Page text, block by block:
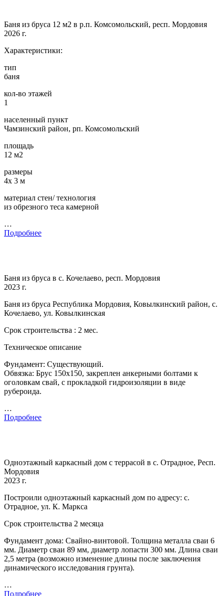
Баня из бруса 12 м2 в р.п. Комсомольский, респ. Мордовия
2026 г.
Характеристики:
тип
баня
кол-во этажей
1
населенный пункт
Чамзинский район, рп. Комсомольский
площадь
12 м2
размеры
4х 3 м
материал стен/ технология
из обрезного теса камерной
…
Подробнее
Баня из бруса в с. Кочелаево, респ. Мордовия
2023 г.
Баня из бруса Республика Мордовия, Ковылкинский район, с.
Кочелаево, ул. Ковылкинская
Срок строительства : 2 мес.
Техническое описание
Фундамент: Существующий.
Обвязка: Брус 150х150, закреплен анкерными болтами к
оголовкам свай, с прокладкой гидроизоляции в виде
рубероида.
…
Подробнее
Одноэтажный каркасный дом с террасой в с. Отрадное, Респ.
Мордовия
2023 г.
Построили одноэтажный каркасный дом по адресу: с.
Отрадное, ул. К. Маркса
Срок строительства 2 месяца
Фундамент дома: Свайно-винтовой. Толщина металла сваи 6
мм. Диаметр сваи 89 мм, диаметр лопасти 300 мм. Длина сваи
2,5 метра (возможно изменение длины после заключения
динамического исследования грунта).
…
Подробнее